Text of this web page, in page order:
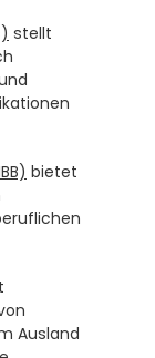
stellt
bietet
Ausland